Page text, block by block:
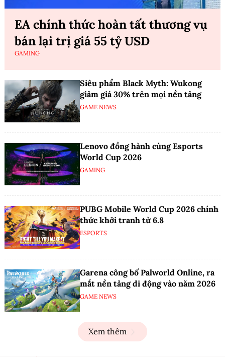
EA chính thức hoàn tất thương vụ
bán lại trị giá 55 tỷ USD
GAMING
Siêu phẩm Black Myth: Wukong
giảm giá 30% trên mọi nền tảng
GAME NEWS
Lenovo đồng hành cùng Esports
World Cup 2026
GAMING
PUBG Mobile World Cup 2026 chính
thức khởi tranh từ 6.8
ESPORTS
Garena công bố Palworld Online, ra
mắt nền tảng di động vào năm 2026
GAME NEWS
Xem thêm